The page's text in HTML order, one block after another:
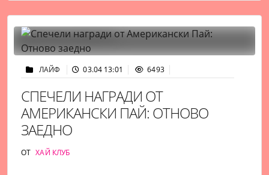
ЛАЙФ 03.04 13:01 6493
СПЕЧЕЛИ НАГРАДИ ОТ
АМЕРИКАНСКИ ПАЙ: ОТНОВО
ЗАЕДНО
ОТ ХАЙ КЛУБ